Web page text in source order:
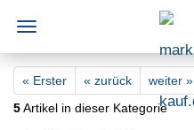
« Erster « zurück
weiter »
5Artikel in dieser Kategorie